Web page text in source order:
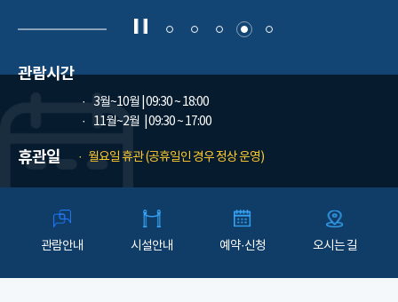
관람시간
3월~10월 | 09:30 ~ 18:00
11월~2월
| 09:30 ~ 17:00
휴관일 월요일 휴관 (공휴일인 경우 정상 운영)
관람안내 시설안내 예약·신청 오시는 길